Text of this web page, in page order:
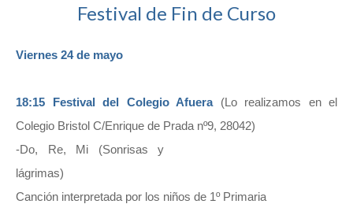
Festival de Fin de Curso
Viernes 24 de mayo
18:15 Festival del Colegio Afuera(Lo realizamos en el
Colegio Bristol C/Enrique de Prada nº9, 28042)
-Do, Re, Mi (Sonrisas y
lágrimas)
Canción interpretada por los niños de 1º Primaria